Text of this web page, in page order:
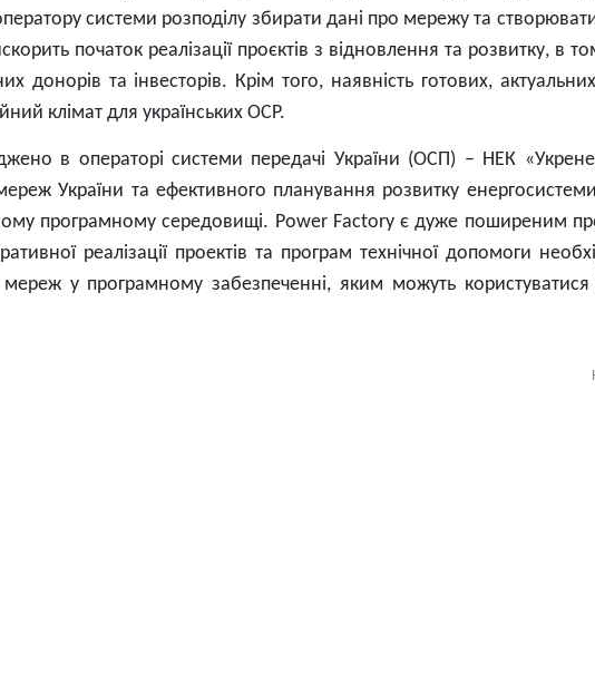
системи розподілу збирати дані про мережу та
початок реалізації проєктів з відновлення та розвитку, в
донорів та інвесторів. Крім того, наявність готових,
клімат для українських ОСР.
в операторі системи передачі України (ОСП) – НЕК
України та ефективного планування розвитку
програмному середовищі. Power Factory є дуже поширеним
реалізації проектів та програм технічної допомоги
у програмному забезпеченні, яким можуть користуватися